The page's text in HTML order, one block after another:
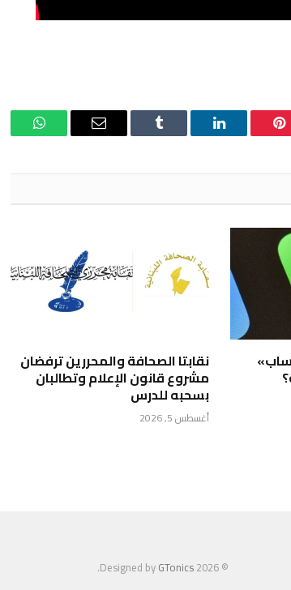
بينتيريستلينكدإن Tumblr
البريد
واتساب
نقابتا الصحافة والمحررين ترفضان
مشروع قانون الإعلام وتطالبان
بسحبه للدرس
أغسطس 5, 2026
© 2026 Designed by
GTonics
.